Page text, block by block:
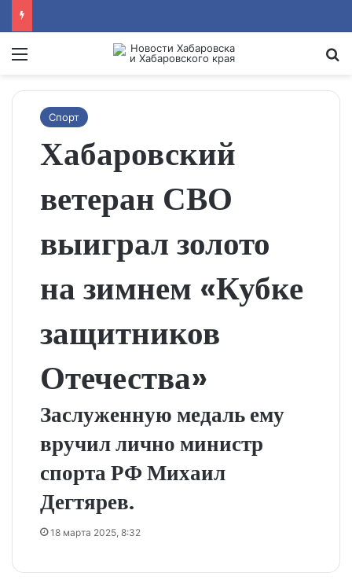
Menu
Спорт
Хабаровский
ветеран СВО
выиграл золото
на зимнем «Кубке
защитников
Отечества»
Заслуженную медаль ему
вручил лично министр
спорта РФ Михаил
Дегтярев.
18 марта 2025, 8:32